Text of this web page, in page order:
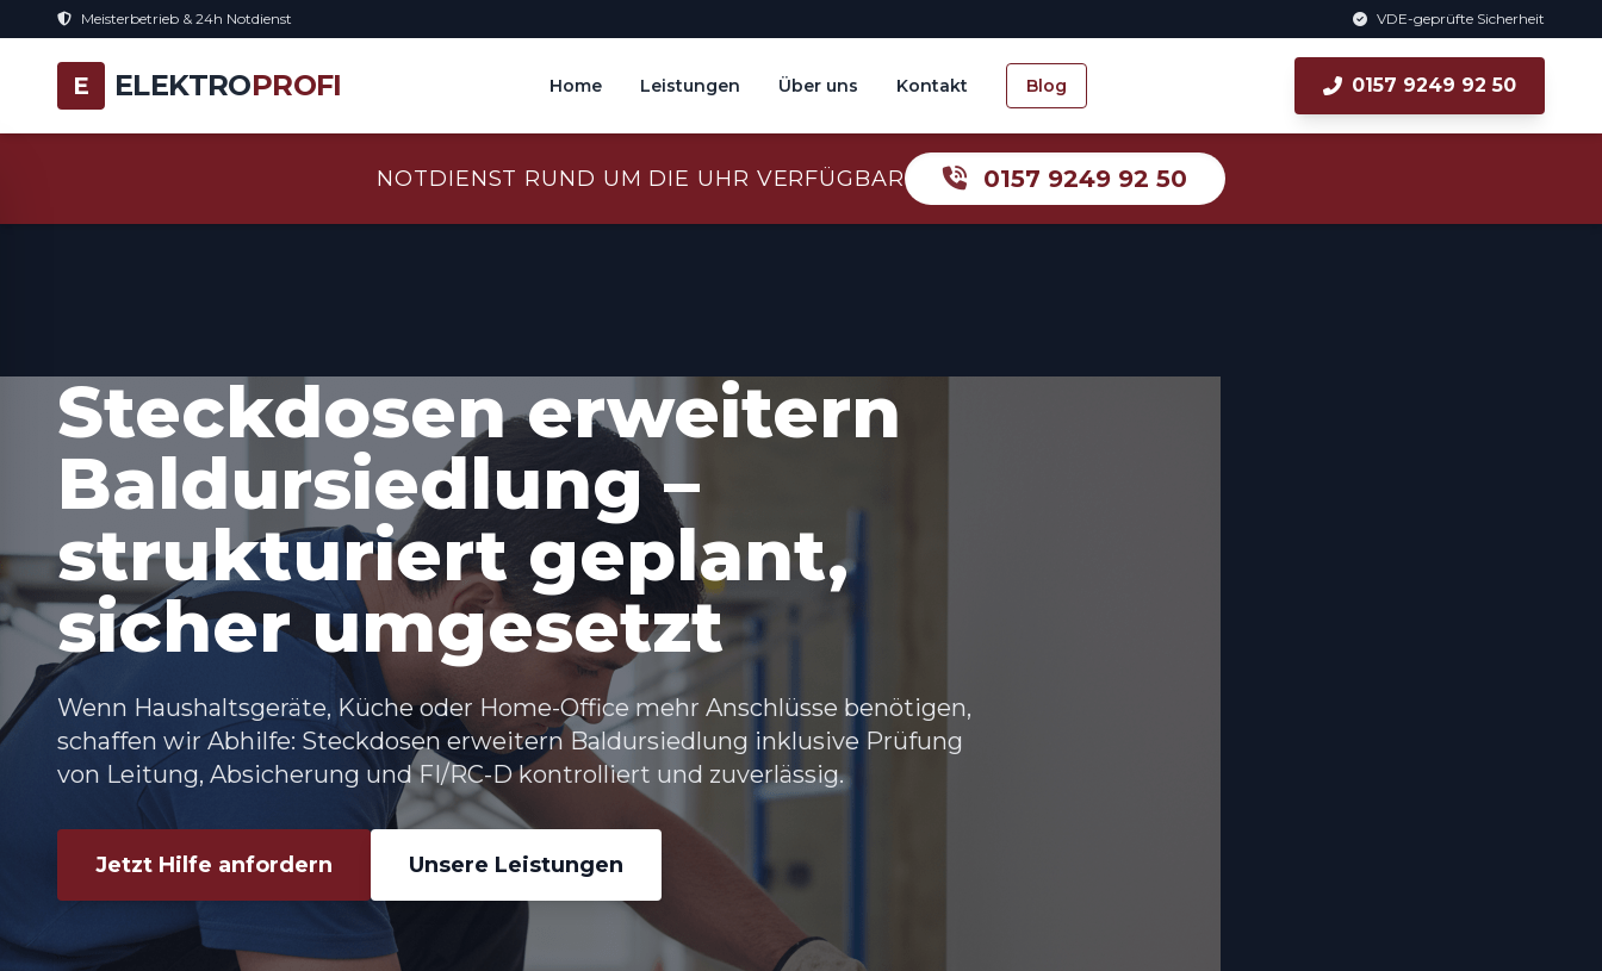
Meisterbetrieb & 24h Notdienst VDE-geprüfte Sicherheit
E ELEKTROPROFI Home Leistungen Über uns Kontakt Blog 0157 9249 92 50
NOTDIENST RUND UM DIE UHR VERFÜGBAR 0157 9249 92 50
Steckdosen erweitern
Baldursiedlung –
strukturiert geplant,
sicher umgesetzt
Wenn Haushaltsgeräte, Küche oder Home-Office mehr Anschlüsse benötigen,
schaffen wir Abhilfe: Steckdosen erweitern Baldursiedlung inklusive Prüfung
von Leitung, Absicherung und FI/RC-D kontrolliert und zuverlässig.
Jetzt Hilfe anfordern Unsere Leistungen